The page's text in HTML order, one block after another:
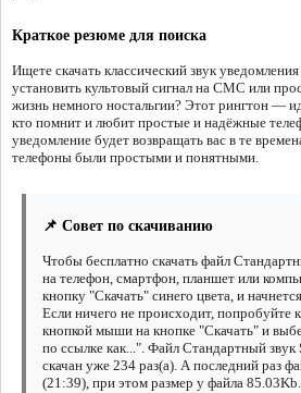
Краткое резюме для поиска
Ищете скачать классический звук
установить культовый сигнал на СМС или
жизнь немного ностальгии? Этот рингтон —
кто помнит и любит простые и надёжные
уведомление будет возвращать вас в те
телефоны были простыми и понятными.
📌 Совет по скачиванию
Чтобы бесплатно скачать файл
на телефон, смартфон, планшет или
кнопку "Скачать" синего цвета, и
Если ничего не происходит, попробуйте
кнопкой мыши на кнопке "Скачать" и
по ссылке как...". Файл Стандартный
скачан уже 234 раз(а). А последний раз
(21:39), при этом размер у файла